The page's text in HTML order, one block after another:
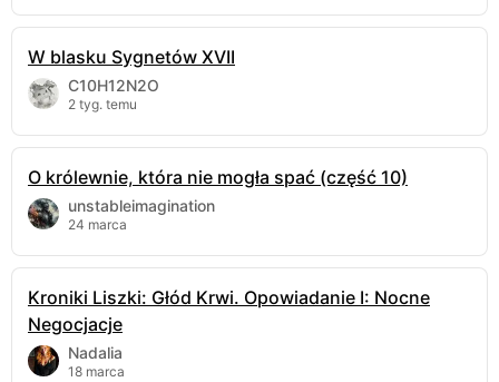
W blasku Sygnetów XVII
C10H12N2O
2 tyg. temu
O królewnie, która nie mogła spać (część 10)
unstableimagination
24 marca
Kroniki Liszki: Głód Krwi. Opowiadanie I: Nocne
Negocjacje
Nadalia
18 marca